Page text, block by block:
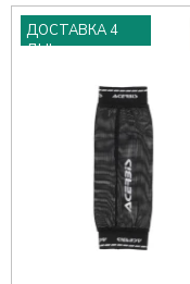
ДОСТАВКА 4
ДНІ